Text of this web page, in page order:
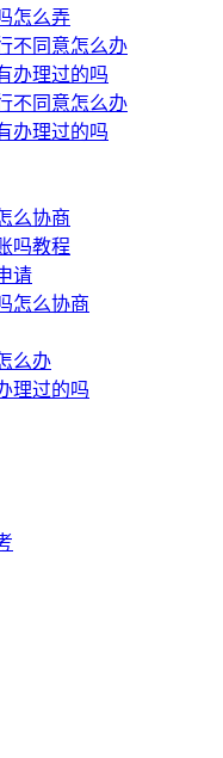
怎么弄
不同意怎么办
办理过的吗
不同意怎么办
办理过的吗
么协商
吗教程
请
怎么协商
么办
理过的吗